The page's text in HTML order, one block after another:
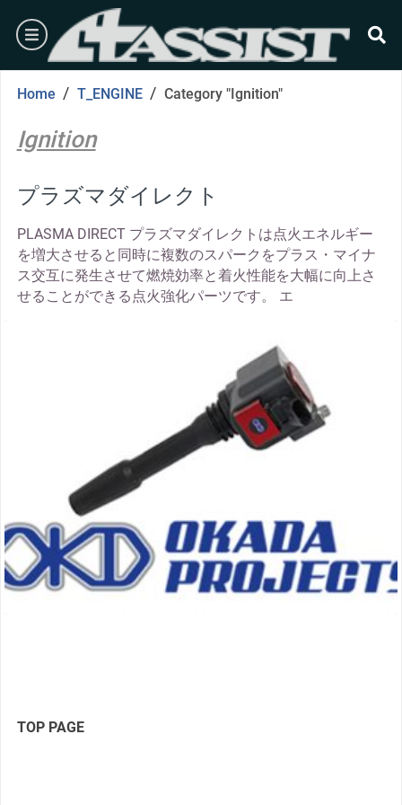
content
burger
Home / T_ENGINE / Category "Ignition"
Ignition
プラズマダイレクト
PLASMA DIRECT プラズマダイレクトは点火エネルギー
を増大させると同時に複数のスパークをプラス・マイナ
ス交互に発生させて燃焼効率と着火性能を大幅に向上さ
せることができる点火強化パーツです。 エ
TOP PAGE